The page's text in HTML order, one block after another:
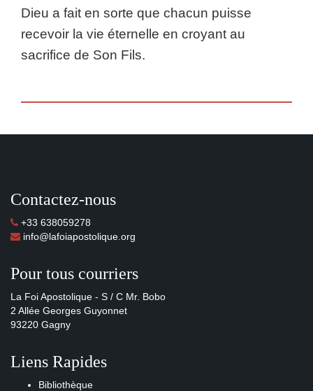
Dieu a fait en sorte que chacun puisse
recevoir la vie éternelle en croyant au
sacrifice de Son Fils.
Contactez-nous
+33 638059278
info@lafoiapostolique.org
Pour tous courriers
La Foi Apostolique - S / C Mr. Bobo
2 Allée Georges Guyonnet
93220 Gagny
Liens Rapides
Bibliothèque